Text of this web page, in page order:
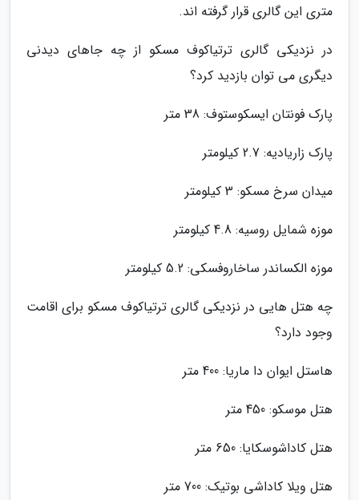
متری این گالری قرار گرفته اند.
در نزدیکی گالری ترتیاکوف مسکو از چه جاهای دیدنی
دیگری می توان بازدید کرد؟
پارک فونتان ایسکوستوف: 38 متر
پارک زاریادیه: 2.7 کیلومتر
میدان سرخ مسکو: 3 کیلومتر
موزه شمایل روسیه: 4.8 کیلومتر
موزه الکساندر ساخاروفسکی: 5.2 کیلومتر
چه هتل هایی در نزدیکی گالری ترتیاکوف مسکو برای اقامت
وجود دارد؟
هاستل ایوان دا ماریا: 400 متر
هتل موسکو: 450 متر
هتل کاداشوسکایا: 650 متر
هتل ویلا کاداشی بوتیک: 700 متر